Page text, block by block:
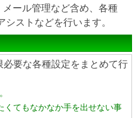
メール管理など含め、各種
ストなどを行います。
要な各種設定をまとめて行
くてもなかなか手を出せない事